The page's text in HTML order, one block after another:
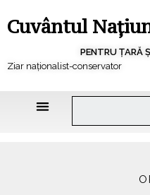
Cuvântul
PENTRU ȚARĂ
Ziar naționalist-conservator